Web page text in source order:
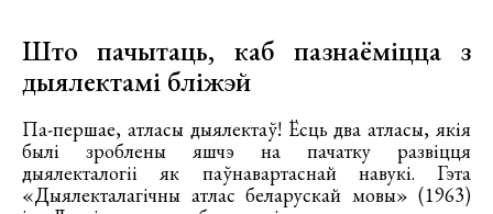
Што пачытаць, каб пазнаёміцца ​​з
дыялектамі бліжэй
Па-першае, атласы дыялектаў! Ёсць два атласы, якія
былі зроблены яшчэ на пачатку развіцця
дыялекталогіі як паўнавартаснай навукі. Гэта
«Дыялекталагічны атлас беларускай мовы» (1963)